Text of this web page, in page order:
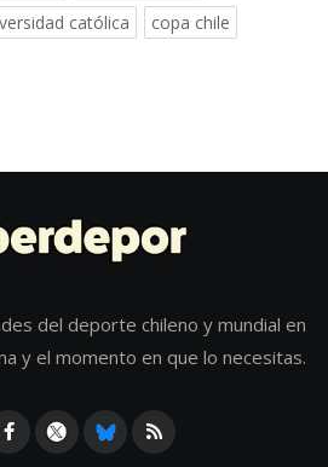
católica
copa chile
del deporte chileno y mundial en
y el momento en que lo necesitas.